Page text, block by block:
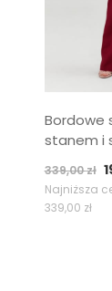
Bordowe
stanem i
339,00zł
Najniższa
339,00 zł